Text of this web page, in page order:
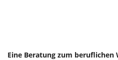
Eine Beratung zum beruflichen